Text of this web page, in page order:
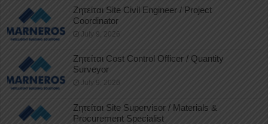
Ζητείται Site Civil Engineer / Project
Coordinator
July 9, 2026
Ζητείται Cost Control Officer / Quantity
Surveyor
July 9, 2026
Ζητείται Site Supervisor / Materials &
Procurement Specialist